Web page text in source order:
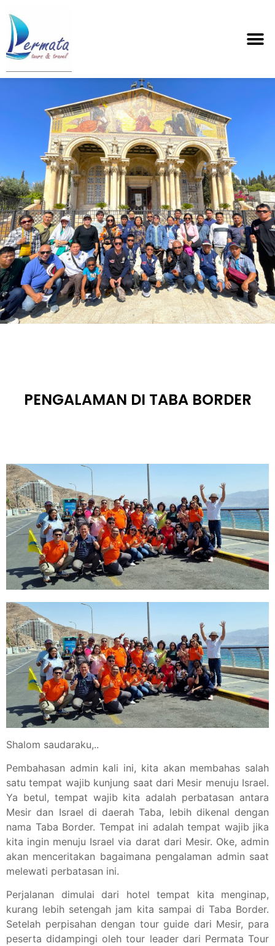
PENGALAMAN DI TABA BORDER
Shalom saudaraku,..
Pembahasan admin kali ini, kita akan membahas salah
satu tempat wajib kunjung saat dari Mesir menuju Israel.
Ya betul, tempat wajib kita adalah perbatasan antara
Mesir dan Israel di daerah Taba, lebih dikenal dengan
nama Taba Border. Tempat ini adalah tempat wajib jika
kita ingin menuju Israel via darat dari Mesir. Oke, admin
akan menceritakan bagaimana pengalaman admin saat
melewati perbatasan ini.
Perjalanan dimulai dari hotel tempat kita menginap,
kurang lebih setengah jam kita sampai di Taba Border.
Setelah perpisahan dengan tour guide dari Mesir, para
peserta didampingi oleh tour leader dari Permata Tour